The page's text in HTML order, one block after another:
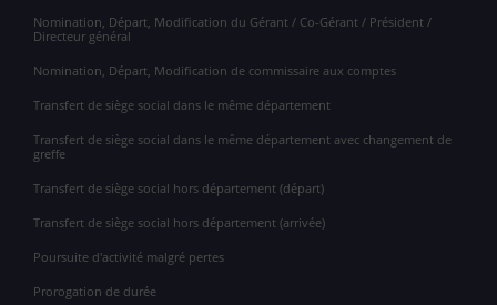
Nomination, Départ, Modification du Gérant / Co-Gérant / Président /
Directeur général
Nomination, Départ, Modification de commissaire aux comptes
Transfert de siège social dans le même département
Transfert de siège social dans le même département avec changement de
greffe
Transfert de siège social hors département (départ)
Transfert de siège social hors département (arrivée)
Poursuite d'activité malgré pertes
Prorogation de durée